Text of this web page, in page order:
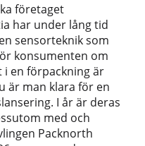
företaget
har under lång tid
sensorteknik som
konsumenten om
i en förpackning är
är man klara för en
I år är deras
med och
Packnorth